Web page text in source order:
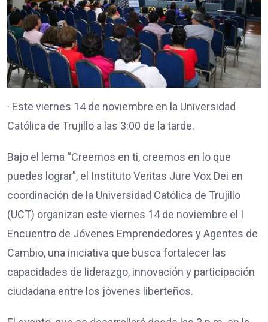
· Este viernes 14 de noviembre en la Universidad
Católica de Trujillo a las 3:00 de la tarde.
Bajo el lema “Creemos en ti, creemos en lo que
puedes lograr”, el Instituto Veritas Jure Vox Dei en
coordinación de la Universidad Católica de Trujillo
(UCT) organizan este viernes 14 de noviembre el I
Encuentro de Jóvenes Emprendedores y Agentes de
Cambio, una iniciativa que busca fortalecer las
capacidades de liderazgo, innovación y participación
ciudadana entre los jóvenes liberteños.